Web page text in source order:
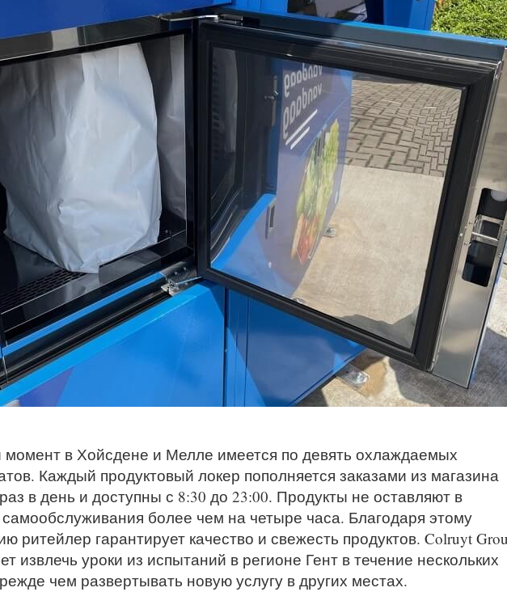
в Хойсдене и Мелле имеется по девять охлаждаемых
Каждый продуктовый локер пополняется заказами из магазина
в день и доступны с 8:30 до 23:00. Продукты не оставляют в
более чем на четыре часа. Благодаря этому
ритейлер гарантирует качество и свежесть продуктов. Colruyt
извлечь уроки из испытаний в регионе Гент в течение нескольких
чем развертывать новую услугу в других местах.